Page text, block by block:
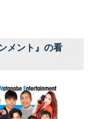
メント』の看